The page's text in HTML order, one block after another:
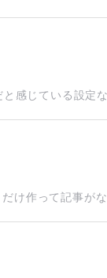
感じている設定
け作って記事が